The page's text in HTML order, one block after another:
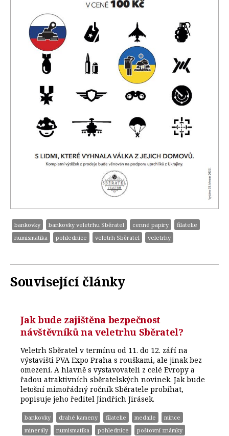
bankovky bankovky veletrhu Sběratel cenné papíry
filatelie
numismatika
pohlednice veletrh Sběratel veletrhy
Související články
Jak bude zajištěna bezpečnost
návštěvníků na veletrhu Sběratel?
Veletrh Sběratel v termínu od 11. do 12. září na
výstavišti PVA Expo Praha s rouškami, ale jinak bez
omezení. A hlavně s vystavovateli z celé Evropy a
řadou atraktivních sběratelských novinek. Jak bude
letošní mimořádný ročník Sběratele probíhat,
popisuje jeho ředitel Jindřich Jirásek.
bankovky drahé kameny filatelie medaile
mince
minerály
numismatika pohlednice
poštovní známky